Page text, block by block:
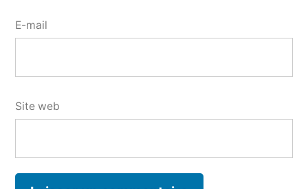
E-mail
Site web